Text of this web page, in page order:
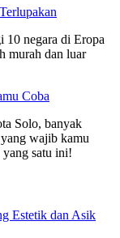
10 negara di Eropa
murah dan luar
Coba
Solo, banyak
wajib kamu
yang satu ini!
Estetik dan Asik